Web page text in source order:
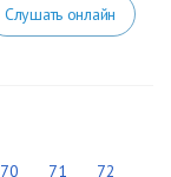
Слушать онлайн
70 71 72